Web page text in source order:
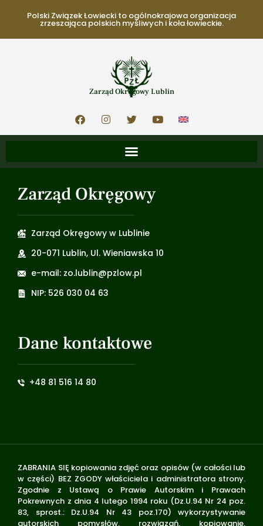
Polski Związek Łowiecki to ogólnokrajowa organizacja
zrzeszająca polskich myśliwych i koła łowieckie.
Zarząd Okręgowy Lublin
Zarząd Okręgowy
Zarząd Okręgowy w Lublinie
20-071 Lublin, Ul. Wieniawska 10
e-mail: zo.lublin@pzlow.pl
NIP: 526 030 04 63
Dane kontaktowe
+48 81 516 14 80
ZABRANIA SIĘ kopiowania zdjęć oraz opisów (w całości lub
w części) BEZ ZGODY właściciela i administratora strony.
Zgodnie z Ustawą o Prawie Autorskim i Prawach
Pokrewnych z dnia 4 lutego 1994 roku (Dz.U.94 Nr 24 poz.
83, sprost.: Dz.U.94 Nr 43 poz.170) wykorzystywanie
autorskich pomysłów, rozwiązań, kopiowanie,